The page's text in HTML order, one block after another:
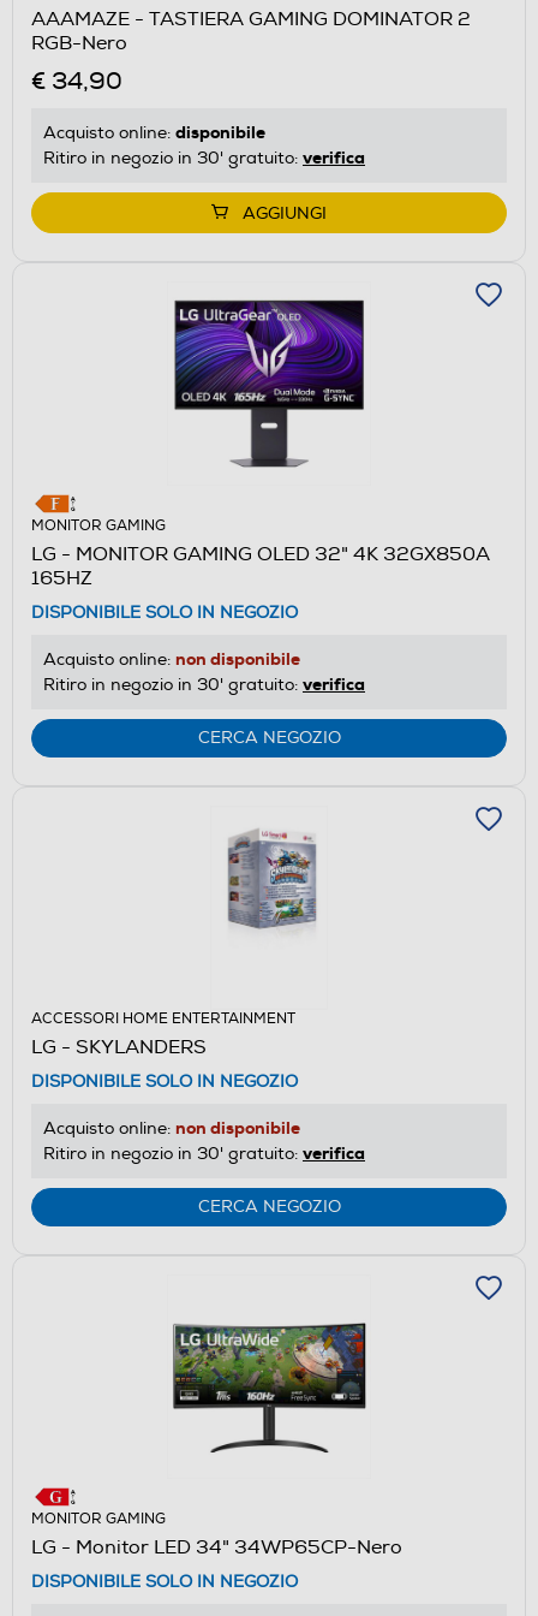
AAAMAZE - TASTIERA GAMING DOMINATOR 2
RGB-Nero
€ 34,90
Acquisto online: disponibile
Ritiro in negozio in 30' gratuito: verifica
AGGIUNGI
MONITOR GAMING
LG - MONITOR GAMING OLED 32" 4K 32GX850A
165HZ
DISPONIBILE SOLO IN NEGOZIO
Acquisto online: non disponibile
Ritiro in negozio in 30' gratuito: verifica
CERCA NEGOZIO
ACCESSORI HOME ENTERTAINMENT
LG - SKYLANDERS
DISPONIBILE SOLO IN NEGOZIO
Acquisto online: non disponibile
Ritiro in negozio in 30' gratuito: verifica
CERCA NEGOZIO
MONITOR GAMING
LG - Monitor LED 34" 34WP65CP-Nero
DISPONIBILE SOLO IN NEGOZIO